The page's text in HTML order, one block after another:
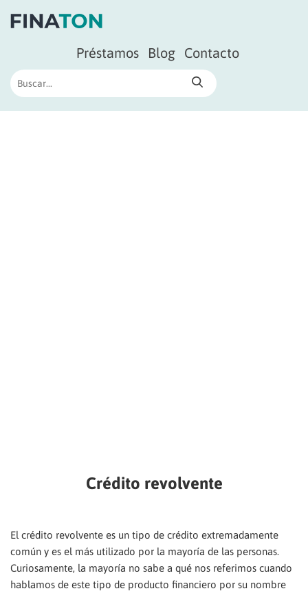
Préstamos Blog Contacto
Crédito revolvente
El crédito revolvente es un tipo de crédito extremadamente
común y es el más utilizado por la mayoría de las personas.
Curiosamente, la mayoría no sabe a qué nos referimos cuando
hablamos de este tipo de producto financiero por su nombre